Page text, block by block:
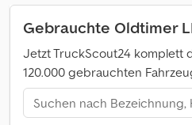
Gebrauchte Oldtimer
Jetzt TruckScout24 komplett
120.000 gebrauchten